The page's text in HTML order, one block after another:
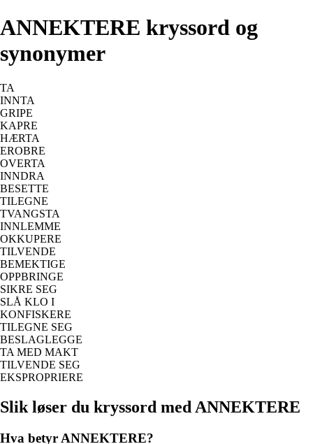
ANNEKTERE kryssord og
synonymer
TA
INNTA
GRIPE
KAPRE
HÆRTA
EROBRE
OVERTA
INNDRA
BESETTE
TILEGNE
TVANGSTA
INNLEMME
OKKUPERE
TILVENDE
BEMEKTIGE
OPPBRINGE
SIKRE SEG
SLÅ KLO I
KONFISKERE
TILEGNE SEG
BESLAGLEGGE
TA MED MAKT
TILVENDE SEG
EKSPROPRIERE
Slik løser du kryssord med ANNEKTERE
Hva betyr ANNEKTERE?